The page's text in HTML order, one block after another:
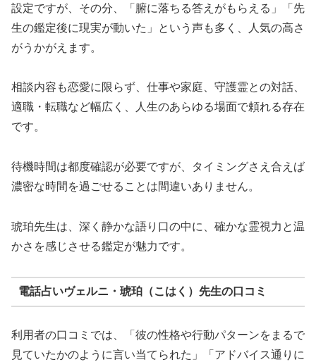
設定ですが、その分、「腑に落ちる答えがもらえる」「先
生の鑑定後に現実が動いた」という声も多く、人気の高さ
がうかがえます。
相談内容も恋愛に限らず、仕事や家庭、守護霊との対話、
適職・転職など幅広く、人生のあらゆる場面で頼れる存在
です。
待機時間は都度確認が必要ですが、タイミングさえ合えば
濃密な時間を過ごせることは間違いありません。
琥珀先生は、深く静かな語り口の中に、確かな霊視力と温
かさを感じさせる鑑定が魅力です。
電話占いヴェルニ・琥珀（こはく）先生の口コミ
利用者の口コミでは、「彼の性格や行動パターンをまるで
見ていたかのように言い当てられた」「アドバイス通りに